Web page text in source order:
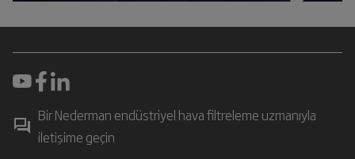
Bir Nederman endüstriyel hava filtreleme uzmanıyla
iletişime geçin